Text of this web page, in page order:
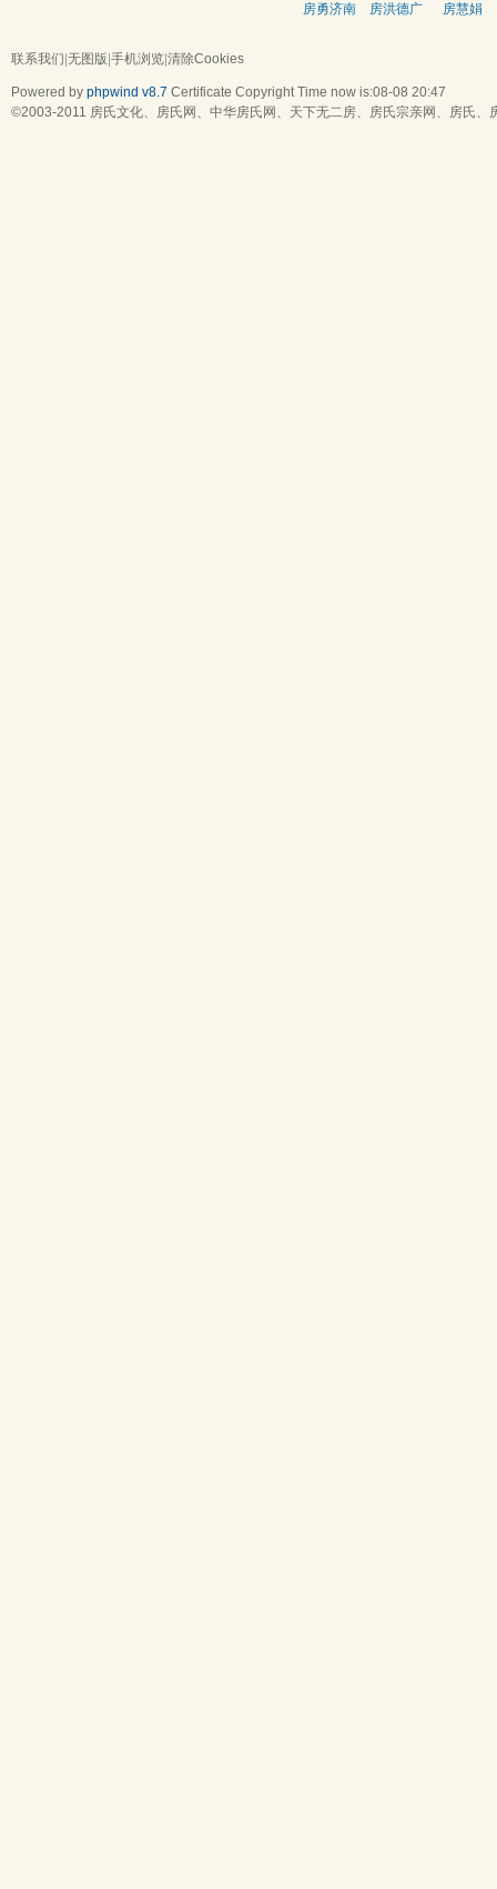
房勇济南
房洪德广
房慧娟
联系我们 无图版 手机浏览 清除Cookies
Powered by phpwind v8.7 Certificate Copyright Time now is:08-08 20:47
©2003-2011 房氏文化、房氏网、中华房氏网、天下无二房、房氏宗亲网、房氏、